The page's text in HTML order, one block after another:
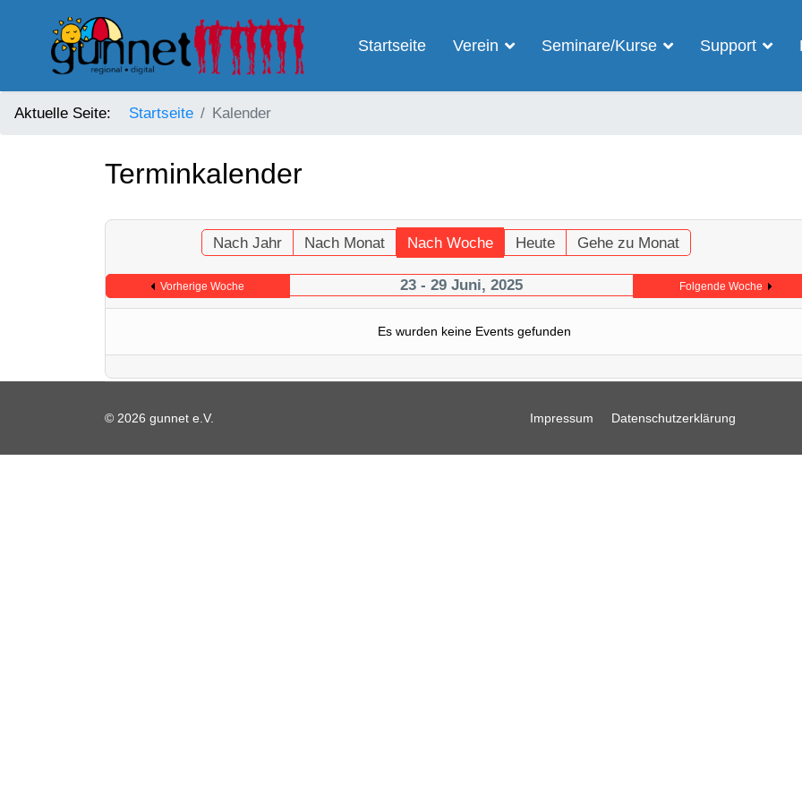
Startseite Verein Seminare/Kurse Support
Aktuelle Seite: Startseite Kalender
Terminkalender
Nach Jahr Nach Monat Nach Woche Heute Gehe zu Monat
Vorherige Woche 23 - 29 Juni, 2025 Folgende Woche
Es wurden keine Events gefunden
© 2026 gunnet e.V. Impressum Datenschutzerklärung